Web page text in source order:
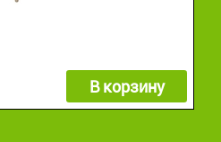
В корзину